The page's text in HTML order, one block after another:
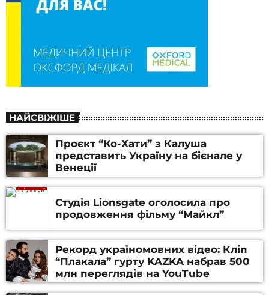
НАЙСВІЖІШЕ
Проєкт “Ко-Хати” з Калуша
представить Україну на бієнале у
Венеції
Студія Lionsgate оголосила про
продовження фільму “Майкл”
Рекорд україномовних відео: Кліп
“Плакала” гурту KAZKA набрав 500
млн переглядів на YouTube